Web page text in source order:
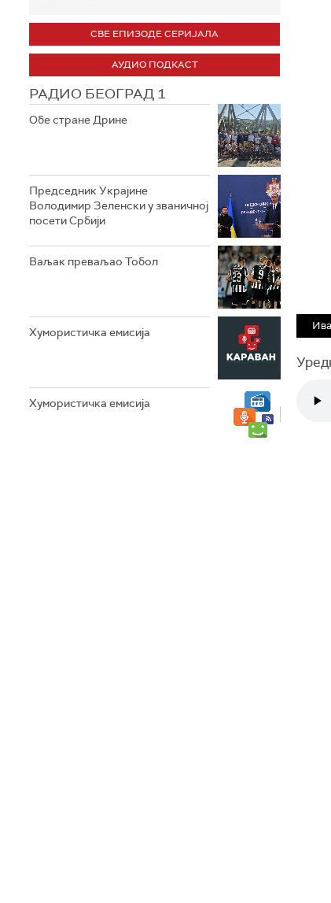
СВЕ ЕПИЗОДЕ СЕРИЈАЛА
АУДИО ПОДКАСТ
РАДИО БЕОГРАД 1
Обе стране Дрине
Председник Украјине
Володимир Зеленски у званичној
посети Србији
Ваљак преваљао Тобол
Хумористичка емисија
Хумористичка емисија